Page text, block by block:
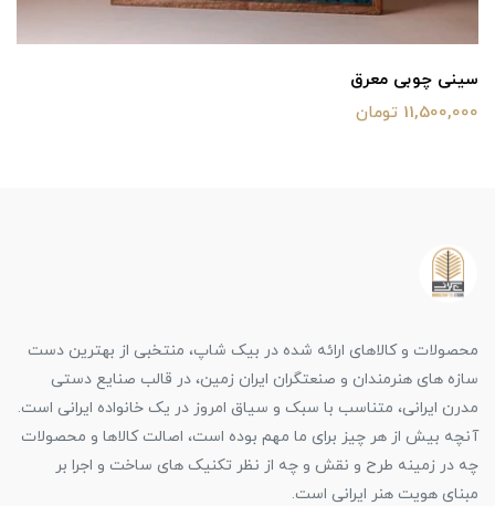
سینی چوبی معرق
11,500,000 تومان
محصولات و کالاهای ارائه شده در بیک شاپ، منتخبی از بهترین دست
سازه های هنرمندان و صنعتگران ایران زمین، در قالب صنایع دستی
مدرن ایرانی، متناسب با سبک و سیاق امروز در یک خانواده ایرانی است.
آنچه بیش از هر چیز برای ما مهم بوده است، اصالت کالاها و محصولات
چه در زمینه طرح و نقش و چه از نظر تکنیک های ساخت و اجرا بر
مبنای هویت هنر ایرانی است.